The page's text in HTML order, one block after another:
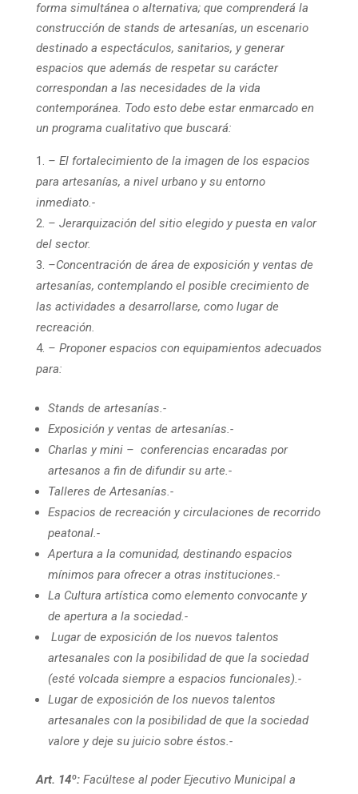
forma simultánea o alternativa; que comprenderá la
construcción de stands de artesanías, un escenario
destinado a espectáculos, sanitarios, y generar
espacios que además de respetar su carácter
correspondan a las necesidades de la vida
contemporánea. Todo esto debe estar enmarcado en
un programa cualitativo que buscará:
– El fortalecimiento de la imagen de los espacios
para artesanías, a nivel urbano y su entorno
inmediato.-
– Jerarquización del sitio elegido y puesta en valor
del sector.
–Concentración de área de exposición y ventas de
artesanías, contemplando el posible crecimiento de
las actividades a desarrollarse, como lugar de
recreación.
– Proponer espacios con equipamientos adecuados
para:
Stands de artesanías.-
Exposición y ventas de artesanías.-
Charlas y mini – conferencias encaradas por
artesanos a fin de difundir su arte.-
Talleres de Artesanías.-
Espacios de recreación y circulaciones de recorrido
peatonal.-
Apertura a la comunidad, destinando espacios
mínimos para ofrecer a otras instituciones.-
La Cultura artística como elemento convocante y
de apertura a la sociedad.-
Lugar de exposición de los nuevos talentos
artesanales con la posibilidad de que la sociedad
(esté volcada siempre a espacios funcionales).-
Lugar de exposición de los nuevos talentos
artesanales con la posibilidad de que la sociedad
valore y deje su juicio sobre éstos.-
Art. 14º:Facúltese al poder Ejecutivo Municipal a